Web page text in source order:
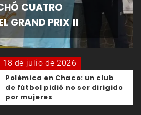
CUATRO
GRAND PRIX II
18 de julio de 2026
Polémica en Chaco: un club
de fútbol pidió no ser dirigido
por mujeres